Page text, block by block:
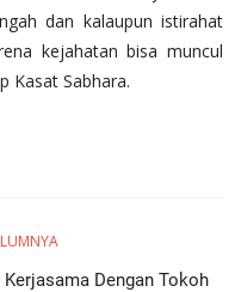
dan kalaupun istirahat
kejahatan bisa muncul
Kasat Sabhara.
Dengan Tokoh